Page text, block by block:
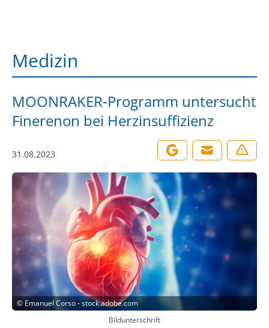
Medizin
MOONRAKER-Programm untersucht
Finerenon bei Herzinsuffizienz
31.08.2023
© Emanuel Corso - stock.adobe.com
Bildunterschrift